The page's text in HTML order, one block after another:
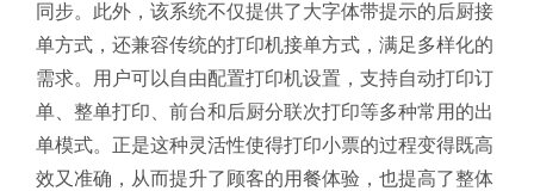
同步。 此外，该系统不仅提供了大字体带提示的后厨接
单方式，还兼容传统的打印机接单方式，满足多样化的
需求。用户可以自由配置打印机设置，支持自动打印订
单、整单打印、前台和后厨分联次打印等多种常用的出
单模式。 正是这种灵活性使得打印小票的过程变得既高
效又准确，从而提升了顾客的用餐体验，也提高了整体